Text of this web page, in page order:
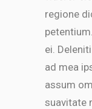
regione
ei.
ad mea
assum
suavitate